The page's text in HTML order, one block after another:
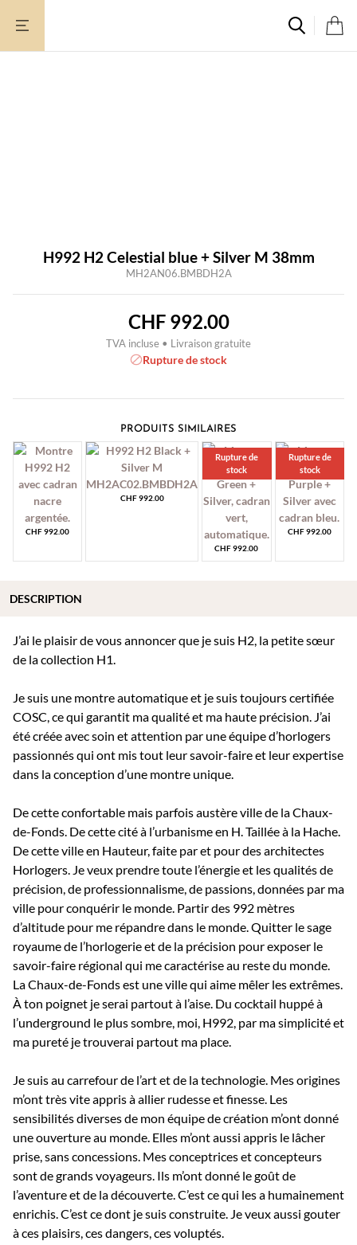
H992 H2 Celestial blue + Silver M 38mm
MH2AN06.BMBDH2A
CHF992.00
TVA incluse • Livraison gratuite
Rupture de stock
PRODUITS SIMILAIRES
CHF992.00
CHF992.00
Rupture de
stock
CHF992.00
Rupture de
stock
CHF992.00
J’ai le plaisir de vous annoncer que je suis H2, la petite sœur
de la collection H1.
Je suis une montre automatique et je suis toujours certifiée
COSC, ce qui garantit ma qualité et ma haute précision. J’ai
été créée avec soin et attention par une équipe d’horlogers
passionnés qui ont mis tout leur savoir-faire et leur expertise
dans la conception d’une montre unique.
De cette confortable mais parfois austère ville de la Chaux-
de-Fonds. De cette cité à l’urbanisme en H. Taillée à la Hache.
De cette ville en Hauteur, faite par et pour des architectes
Horlogers. Je veux prendre toute l’énergie et les qualités de
précision, de professionnalisme, de passions, données par ma
ville pour conquérir le monde. Partir des 992 mètres
d’altitude pour me répandre dans le monde. Quitter le sage
royaume de l’horlogerie et de la précision pour exposer le
savoir-faire régional qui me caractérise au reste du monde.
La Chaux-de-Fonds est une ville qui aime mêler les extrêmes.
À ton poignet je serai partout à l’aise. Du cocktail huppé à
l’underground le plus sombre, moi, H992, par ma simplicité et
ma pureté je trouverai partout ma place.
Je suis au carrefour de l’art et de la technologie. Mes origines
m’ont très vite appris à allier rudesse et finesse. Les
sensibilités diverses de mon équipe de création m’ont donné
une ouverture au monde. Elles m’ont aussi appris le lâcher
prise, sans concessions. Mes conceptrices et concepteurs
sont de grands voyageurs. Ils m’ont donné le goût de
l’aventure et de la découverte. C’est ce qui les a humainement
enrichis. C’est ce dont je suis construite. Je veux aussi gouter
à ces plaisirs, ces dangers, ces voluptés.
DESCRIPTION